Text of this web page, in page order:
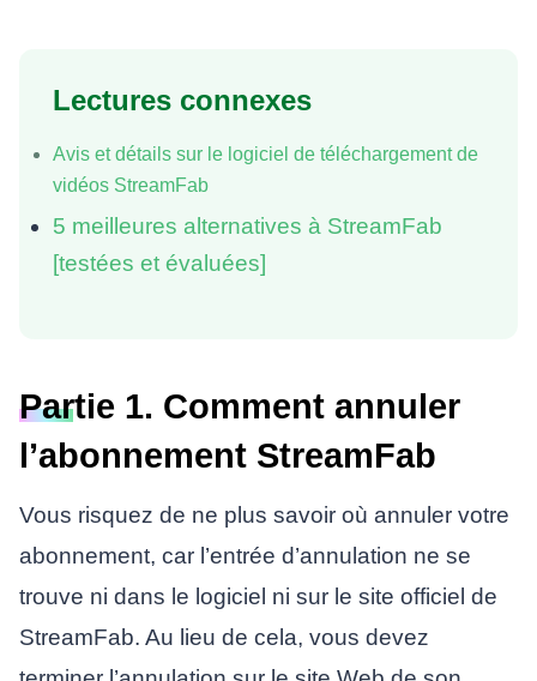
Lectures connexes
Avis et détails sur le logiciel de téléchargement de
vidéos StreamFab
5 meilleures alternatives à StreamFab
[testées et évaluées]
Partie 1. Comment annuler
l’abonnement StreamFab
Vous risquez de ne plus savoir où annuler votre
abonnement, car l’entrée d’annulation ne se
trouve ni dans le logiciel ni sur le site officiel de
StreamFab. Au lieu de cela, vous devez